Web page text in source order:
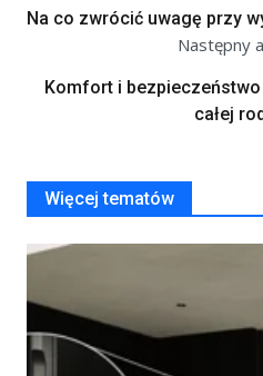
Na co zwrócić uwagę przy
Następny
Komfort i
całej
Więcej tematów